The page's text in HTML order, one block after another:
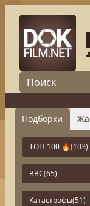
Подборки
ТОП-100 🔥(103)
BBC(65)
Катастрофы(51)